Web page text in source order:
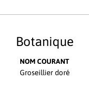
Botanique
NOM COURANT
Groseillier doré